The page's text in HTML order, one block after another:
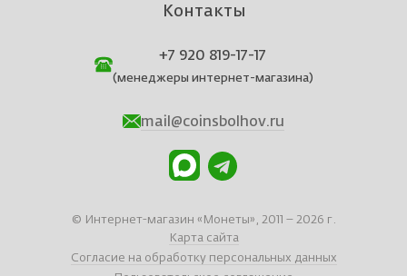
Контакты
+7 920 819-17-17
(менеджеры интернет-магазина)
mail@coinsbolhov.ru
© Интернет-магазин «Монеты», 2011 – 2026 г.
Карта сайта
Согласие на обработку персональных данных